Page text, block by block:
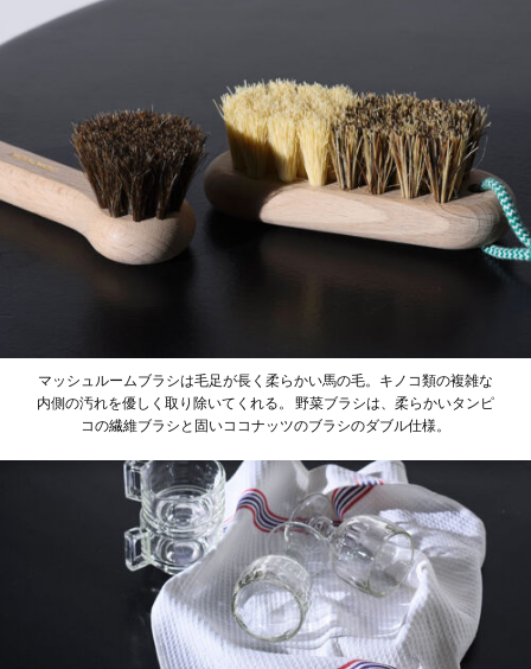
マッシュルームブラシは毛足が長く柔らかい馬の毛。キノコ類の複雑な
内側の汚れを優しく取り除いてくれる。
野菜ブラシは、柔らかいタンピ
コの繊維ブラシと固いココナッツのブラシのダブル仕様。